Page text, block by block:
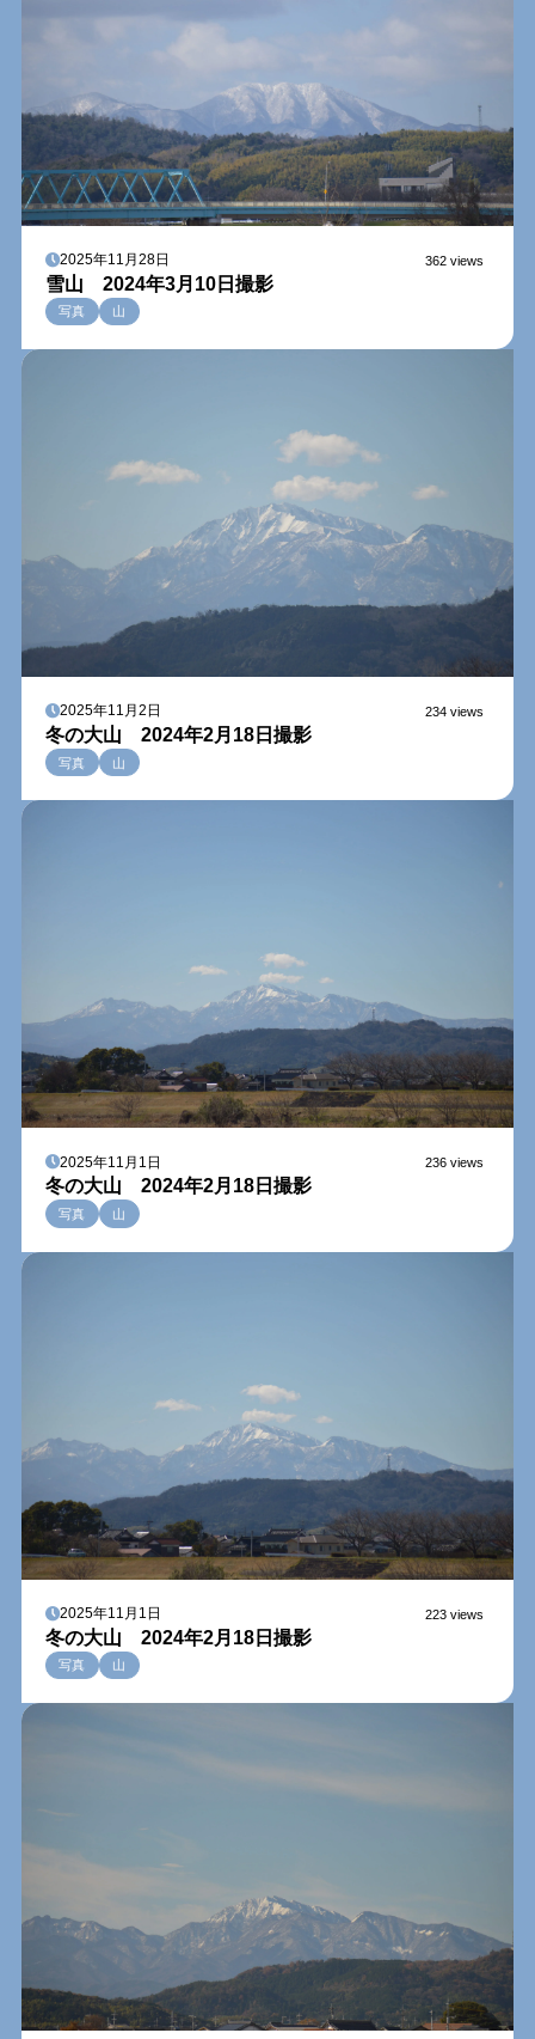
2025年11月28日 362 views
雪山 2024年3月10日撮影
写真 山
2025年11月2日 234 views
冬の大山 2024年2月18日撮影
写真 山
2025年11月1日 236 views
冬の大山 2024年2月18日撮影
写真 山
2025年11月1日 223 views
冬の大山 2024年2月18日撮影
写真 山